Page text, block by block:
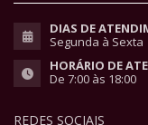
DIAS DE
Segunda à Sexta
HORÁRIO DE
De 7:00 às 18:00
REDES SOCIAIS